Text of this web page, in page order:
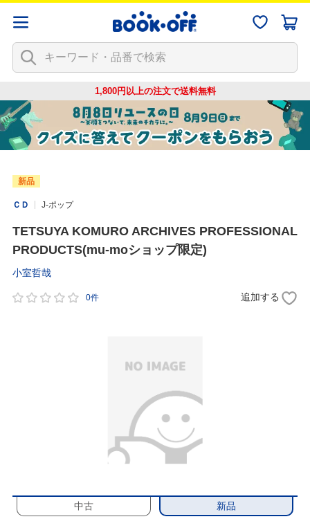
1,800円以上の注文で送料無料
新品
ＣＤ J-ポップ
TETSUYA KOMURO ARCHIVES PROFESSIONAL
PRODUCTS(mu-moショップ限定)
小室哲哉
0件 追加する
中古 新品